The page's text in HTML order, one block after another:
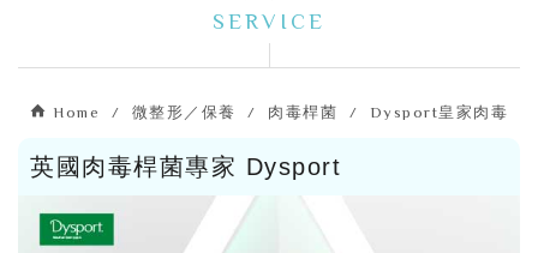
SERVICE
Home 微整形／保養 肉毒桿菌 Dysport皇家肉毒
英國肉毒桿菌專家 Dysport